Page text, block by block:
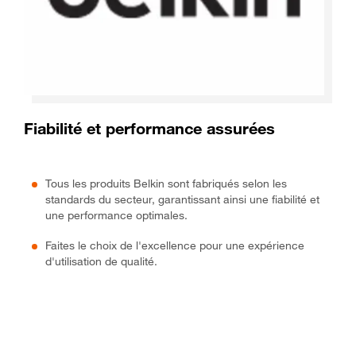
Fiabilité et performance assurées
Tous les produits Belkin sont fabriqués selon les
standards du secteur, garantissant ainsi une fiabilité et
une performance optimales.
Faites le choix de l'excellence pour une expérience
d'utilisation de qualité.